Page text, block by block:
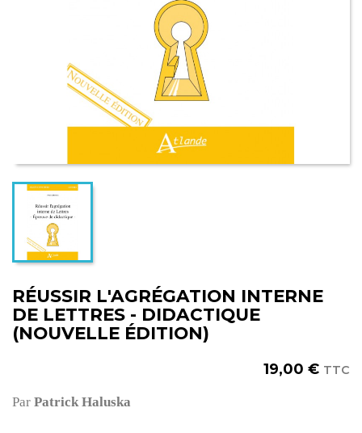
RÉUSSIR L'AGRÉGATION INTERNE
DE LETTRES - DIDACTIQUE
(NOUVELLE ÉDITION)
19,00 € TTC
Par Patrick Haluska